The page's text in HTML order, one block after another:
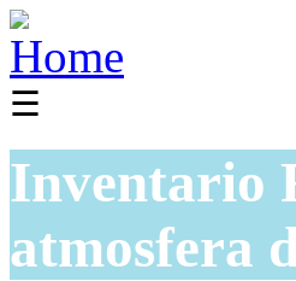
☰
Inventario
atmosfera